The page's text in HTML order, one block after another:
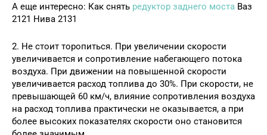
А еще интересно: Как снять редуктор заднего моста Ваз
2121 Нива 2131
2. Не стоит торопиться. При увеличении скорости
увеличивается и сопротивление набегающего потока
воздуха. При движении на повышенной скорости
увеличивается расход топлива до 30%. При скорости, не
превышающей 60 км/ч, влияние сопротивления воздуха
на расход топлива практически не оказывается, а при
более высоких показателях скорости оно становится